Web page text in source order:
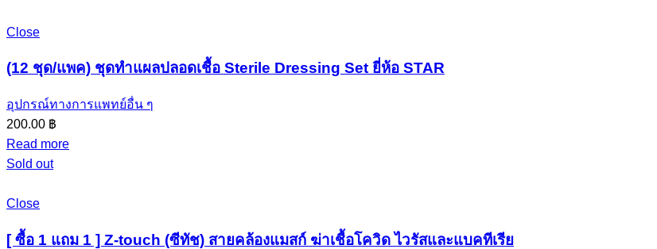
Close
(12 ชุด/แพค) ชุดทำแผลปลอดเชื้อ Sterile Dressing Set ยี่ห้อ STAR
อุปกรณ์ทางการแพทย์อื่น ๆ
200.00 ฿
Read more
Sold out
Close
[ ซื้อ 1 แถม 1 ] Z-touch (ซีทัช) สายคล้องแมสก์ ฆ่าเชื้อโควิด ไวรัสและแบคทีเรีย